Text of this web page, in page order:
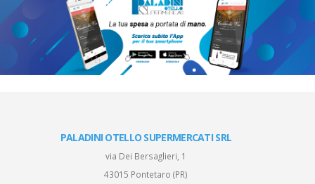
PALADINI OTELLO SUPERMERCATI SRL
via Dei Bersaglieri, 1
43015 Pontetaro (PR)